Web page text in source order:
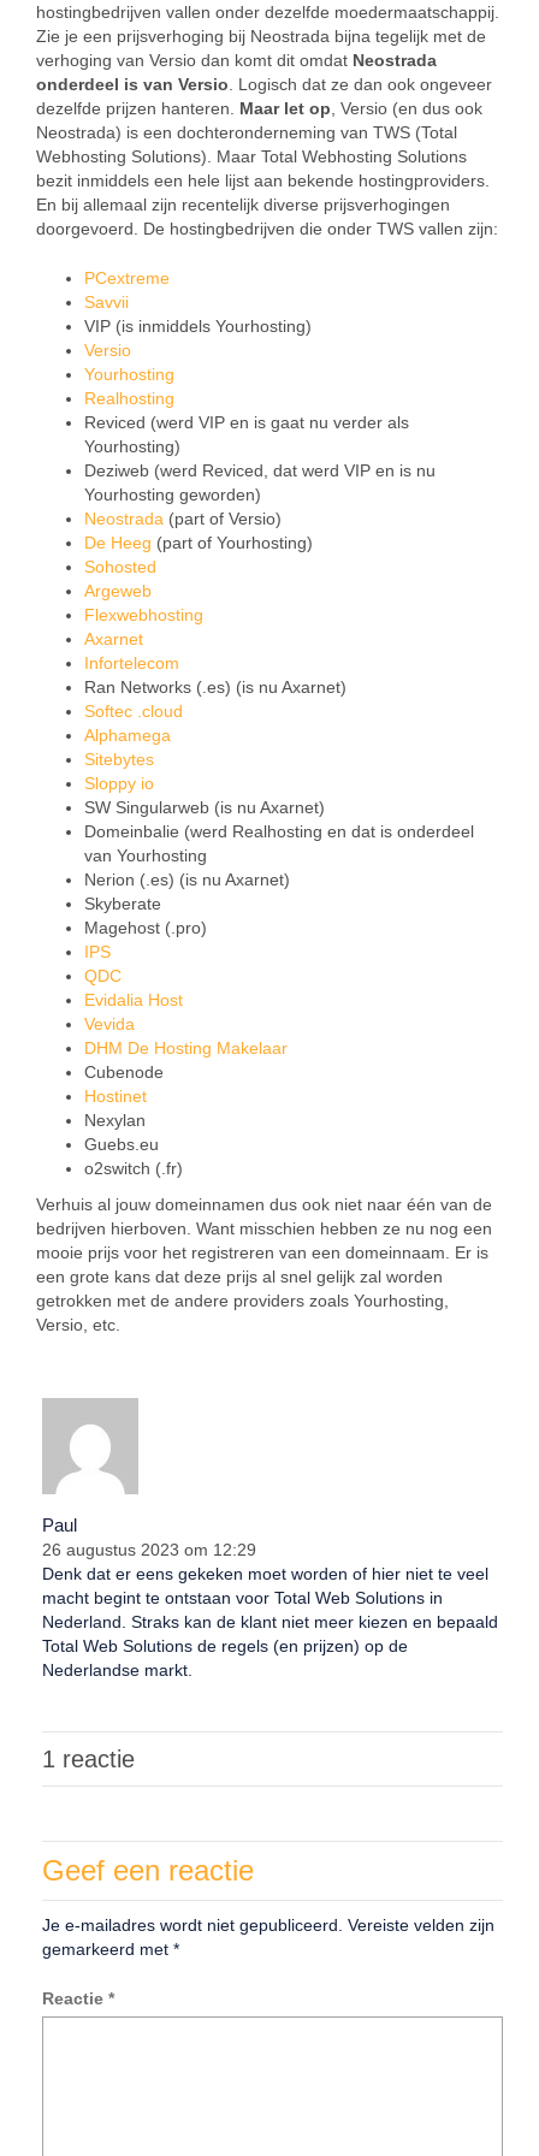
hostingbedrijven vallen onder dezelfde moedermaatschappij.
Zie je een prijsverhoging bij Neostrada bijna tegelijk met de
verhoging van Versio dan komt dit omdat Neostrada
onderdeel is van Versio . Logisch dat ze dan ook ongeveer
dezelfde prijzen hanteren. Maar let op , Versio (en dus ook
Neostrada) is een dochteronderneming van TWS (Total
Webhosting Solutions). Maar Total Webhosting Solutions
bezit inmiddels een hele lijst aan bekende hostingproviders.
En bij allemaal zijn recentelijk diverse prijsverhogingen
doorgevoerd. De hostingbedrijven die onder TWS vallen zijn:
PCextreme
Savvii
VIP (is inmiddels Yourhosting)
Versio
Yourhosting
Realhosting
Reviced (werd VIP en is gaat nu verder als
Yourhosting)
Deziweb (werd Reviced, dat werd VIP en is nu
Yourhosting geworden)
Neostrada (part of Versio)
De Heeg (part of Yourhosting)
Sohosted
Argeweb
Flexwebhosting
Axarnet
Infortelecom
Ran Networks (.es) (is nu Axarnet)
Softec .cloud
Alphamega
Sitebytes
Sloppy io
SW Singularweb (is nu Axarnet)
Domeinbalie (werd Realhosting en dat is onderdeel
van Yourhosting
Nerion (.es) (is nu Axarnet)
Skyberate
Magehost (.pro)
IPS
QDC
Evidalia Host
Vevida
DHM De Hosting Makelaar
Cubenode
Hostinet
Nexylan
Guebs.eu
o2switch (.fr)
Verhuis al jouw domeinnamen dus ook niet naar één van de
bedrijven hierboven. Want misschien hebben ze nu nog een
mooie prijs voor het registreren van een domeinnaam. Er is
een grote kans dat deze prijs al snel gelijk zal worden
getrokken met de andere providers zoals Yourhosting,
Versio, etc.
Paul
26 augustus 2023 om 12:29
Denk dat er eens gekeken moet worden of hier niet te veel
macht begint te ontstaan voor Total Web Solutions in
Nederland. Straks kan de klant niet meer kiezen en bepaald
Total Web Solutions de regels (en prijzen) op de
Nederlandse markt.
1 reactie
Geef een reactie
Je e-mailadres wordt niet gepubliceerd. Vereiste velden zijn
gemarkeerd met *
Reactie *